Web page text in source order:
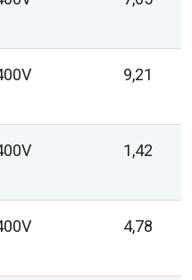
9,21
1,42
4,78